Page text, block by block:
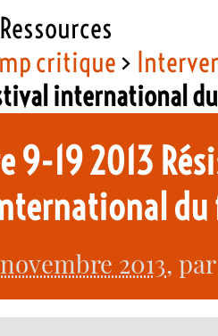
critique>
international
9-19 2013
2013,